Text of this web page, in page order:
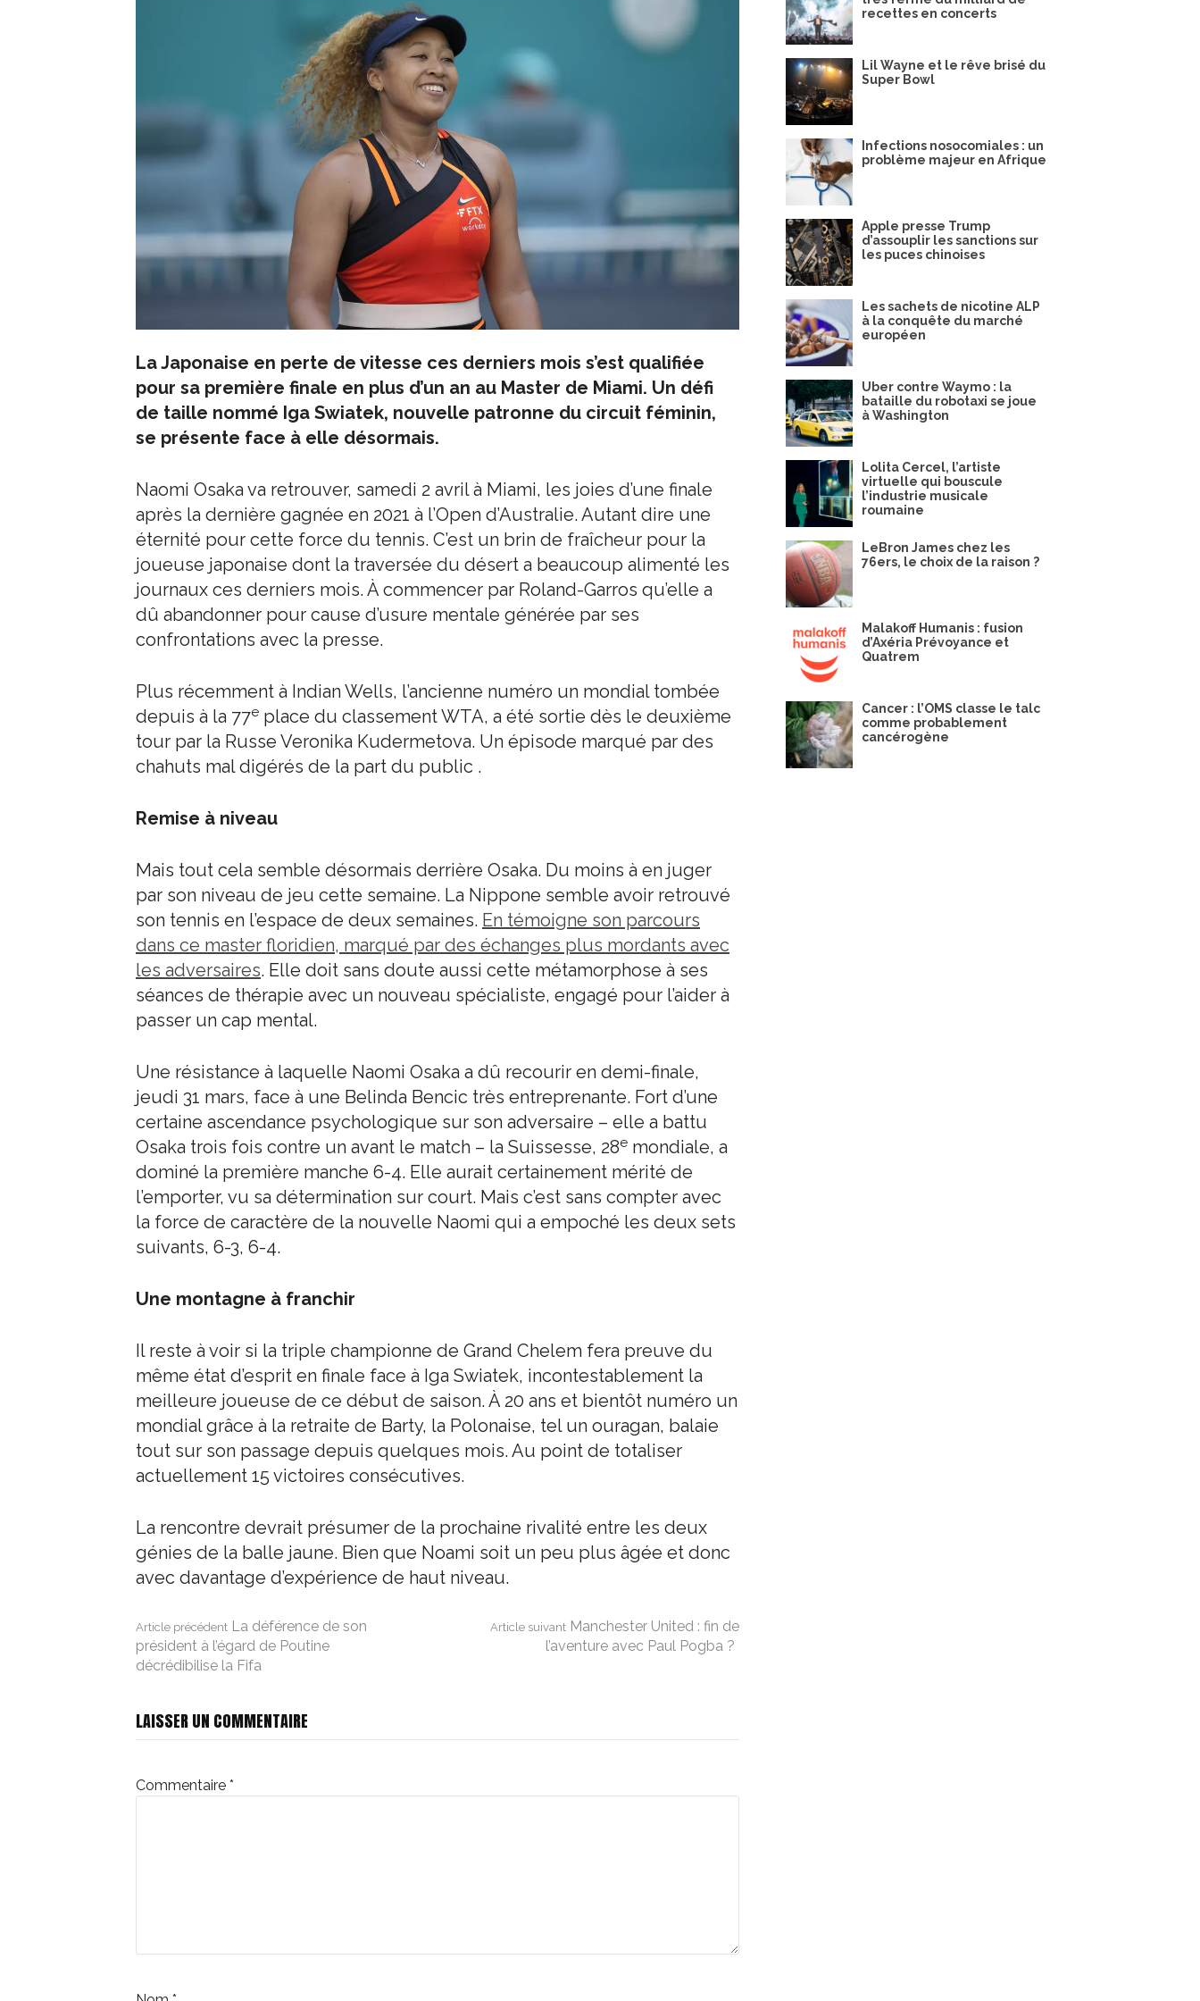
La Japonaise en perte de vitesse ces derniers mois s’est qualifiée
pour sa première finale en plus d’un an au Master de Miami. Un défi
de taille nommé Iga Swiatek, nouvelle patronne du circuit féminin,
se présente face à elle désormais.
Naomi Osaka va retrouver, samedi 2 avril à Miami, les joies d’une finale
après la dernière gagnée en 2021 à l’Open d’Australie. Autant dire une
éternité pour cette force du tennis. C’est un brin de fraîcheur pour la
joueuse japonaise dont la traversée du désert a beaucoup alimenté les
journaux ces derniers mois. À commencer par Roland-Garros qu’elle a
dû abandonner pour cause d’usure mentale générée par ses
confrontations avec la presse.
Plus récemment à Indian Wells, l’ancienne numéro un mondial tombée
depuis à la 77e place du classement WTA, a été sortie dès le deuxième
tour par la Russe Veronika Kudermetova. Un épisode marqué par des
chahuts mal digérés de la part du public .
Remise à niveau
Mais tout cela semble désormais derrière Osaka. Du moins à en juger
par son niveau de jeu cette semaine. La Nippone semble avoir retrouvé
son tennis en l’espace de deux semaines. En témoigne son parcours
dans ce master floridien, marqué par des échanges plus mordants avec
les adversaires. Elle doit sans doute aussi cette métamorphose à ses
séances de thérapie avec un nouveau spécialiste, engagé pour l’aider à
passer un cap mental.
Une résistance à laquelle Naomi Osaka a dû recourir en demi-finale,
jeudi 31 mars, face à une Belinda Bencic très entreprenante. Fort d’une
certaine ascendance psychologique sur son adversaire – elle a battu
Osaka trois fois contre un avant le match – la Suissesse, 28e mondiale, a
dominé la première manche 6-4. Elle aurait certainement mérité de
l’emporter, vu sa détermination sur court. Mais c’est sans compter avec
la force de caractère de la nouvelle Naomi qui a empoché les deux sets
suivants, 6-3, 6-4.
Une montagne à franchir
Il reste à voir si la triple championne de Grand Chelem fera preuve du
même état d’esprit en finale face à Iga Swiatek, incontestablement la
meilleure joueuse de ce début de saison. À 20 ans et bientôt numéro un
mondial grâce à la retraite de Barty, la Polonaise, tel un ouragan, balaie
tout sur son passage depuis quelques mois. Au point de totaliser
actuellement 15 victoires consécutives.
La rencontre devrait présumer de la prochaine rivalité entre les deux
génies de la balle jaune. Bien que Noami soit un peu plus âgée et donc
avec davantage d’expérience de haut niveau.
Lire
la
suite
Article précédent La déférence de son
président à l’égard de Poutine
décrédibilise la Fifa
Article suivant Manchester United : fin de
l’aventure avec Paul Pogba ?
LAISSER UN COMMENTAIRE
Commentaire *
recettes en concerts
Lil Wayne et le rêve brisé du
Super Bowl
Infections nosocomiales : un
problème majeur en Afrique
Apple presse Trump
d’assouplir les sanctions sur
les puces chinoises
Les sachets de nicotine ALP
à la conquête du marché
européen
Uber contre Waymo : la
bataille du robotaxi se joue
à Washington
Lolita Cercel, l’artiste
virtuelle qui bouscule
l’industrie musicale
roumaine
LeBron James chez les
76ers, le choix de la raison ?
Malakoff Humanis : fusion
d’Axéria Prévoyance et
Quatrem
Cancer : l’OMS classe le talc
comme probablement
cancérogène